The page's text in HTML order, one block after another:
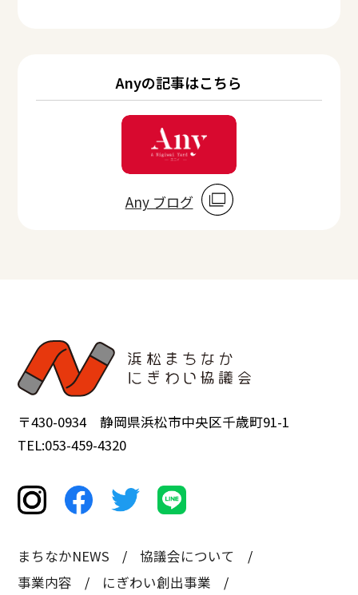
Anyの記事はこちら
Any ブログ
〒430-0934 静岡県浜松市中央区千歳町91-1
TEL:053-459-4320
まちなかNEWS
協議会について
事業内容
にぎわい創出事業